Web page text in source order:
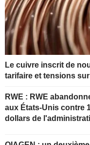
Le cuivre inscrit de
tarifaire et tensions
RWE : RWE abandonne l'éolien offshore
aux États-Unis contre
dollars de